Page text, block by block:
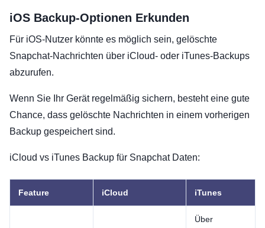
iOS Backup-Optionen Erkunden
Für iOS-Nutzer könnte es möglich sein, gelöschte
Snapchat-Nachrichten über iCloud- oder iTunes-Backups
abzurufen.
Wenn Sie Ihr Gerät regelmäßig sichern, besteht eine gute
Chance, dass gelöschte Nachrichten in einem vorherigen
Backup gespeichert sind.
iCloud vs iTunes Backup für Snapchat Daten:
Feature iCloud iTunes
Über